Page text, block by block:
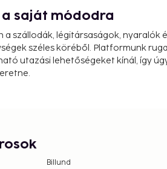
a saját módodra
a szállodák, légitársaságok, nyaralók
széles köréből. Platformunk
utazási lehetőségeket kínál, így
Billund